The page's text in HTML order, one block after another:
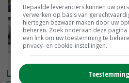
01-03-2018
Lage prijs
18-01-2018
LAATSTE NIEUWS
Bepaalde leveranciers kunnen uw
verwerken op basis van
hiertegen bezwaar maken door uw
beheren. Zoek onderaan deze
een link om uw toestemming te
privacy- en cookie-instellingen.
Toestemming